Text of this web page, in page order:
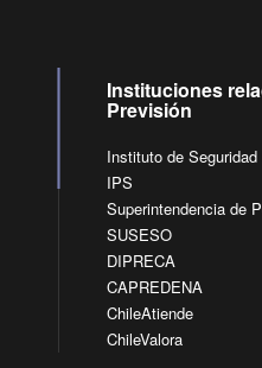
Instituciones
Previsión
Instituto de Seguridad
IPS
Superintendencia de
SUSESO
DIPRECA
CAPREDENA
ChileAtiende
ChileValora